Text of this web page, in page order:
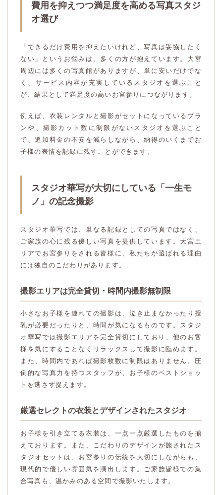
費用を抑えつつ満足度を高める写真スタジ
オ選び
「できるだけ費用を抑えたいけれど、写真は妥協したく
ない」というお悩みは、多くの方が抱えています。大宮
周辺には多くの写真館がありますが、単に安いだけでな
く、サービス内容が充実しているスタジオを選ぶこと
が、結果として満足度の高いお宮参りにつながります。
例えば、衣装レンタルと撮影がセットになっているプラ
ンや、撮影カット数に制限がないスタジオを選ぶこと
で、追加料金の不安を減らしながら、納得のいくまでお
子様の表情を記録に残すことができます。
スタジオ華写が大切にしている「一生モ
ノ」の記念撮影
スタジオ華写では、単なる記録としての写真ではなく、
ご家族の心に残る優しい写真を提供しています。大宮エ
リアでお宮参りをされる皆様に、私たちが選ばれる理由
には独自のこだわりがあります。
撮影エリアは完全貸切・時間内撮影無制限
小さなお子様を連れての撮影は、泣き止まなかったり授
乳が必要だったりと、時間が気になるものです。スタジ
オ華写では撮影エリアを完全貸切にしており、他のお客
様を気にすることなくリラックスして撮影に臨めます。
また、時間内であれば撮影枚数に制限はありません。圧
倒的な写真力を持つスタッフが、お子様のベストショッ
トを逃さず捉えます。
厳選セレクトの衣装とデザインされたスタジオ
お子様を引き立てる衣装は、一点一点厳選したものを揃
えております。また、こだわりのデザインが施されたス
タジオセットは、お宮参りの伝統を大切にしながらも、
現代的で優しい雰囲気を演出します。ご家族皆様での集
合写真も、温かみのある空間で撮影いたします。